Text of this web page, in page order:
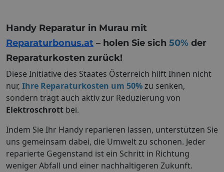
Handy Reparatur in Murau mit
Reparaturbonus.at – holen Sie sich 50% der
Reparaturkosten zurück!
Diese Initiative des Staates Österreich hilft Ihnen nicht
nur, Ihre Reparaturkosten um 50%zu senken,
sondern trägt auch aktiv zur Reduzierung von
Elektroschrott bei.
Indem Sie Ihr Handy reparieren lassen, unterstützen Sie
uns gemeinsam dabei, die Umwelt zu schonen. Jeder
reparierte Gegenstand ist ein Schritt in Richtung
weniger Abfall und einer nachhaltigeren Zukunft.